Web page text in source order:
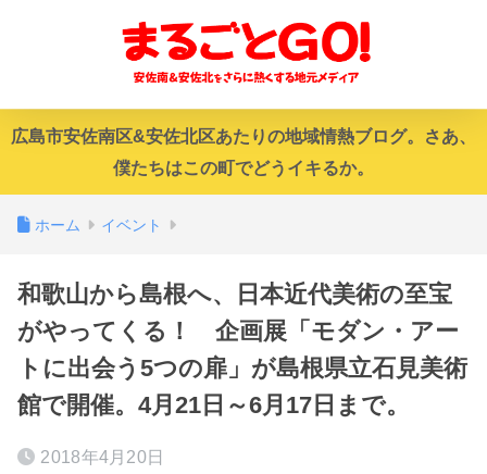
広島市安佐南区&安佐北区あたりの地域情熱ブログ。さあ、
僕たちはこの町でどうイキるか。
ホーム イベント
和歌山から島根へ、日本近代美術の至宝
がやってくる！ 企画展「モダン・アー
トに出会う5つの扉」が島根県立石見美術
館で開催。4月21日～6月17日まで。
2018年4月20日